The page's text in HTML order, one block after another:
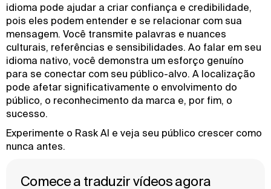
idioma pode ajudar a criar confiança e credibilidade,
pois eles podem entender e se relacionar com sua
mensagem. Você transmite palavras e nuances
culturais, referências e sensibilidades. Ao falar em seu
idioma nativo, você demonstra um esforço genuíno
para se conectar com seu público-alvo. A localização
pode afetar significativamente o envolvimento do
público, o reconhecimento da marca e, por fim, o
sucesso.
Experimente o Rask AI e veja seu público crescer como
nunca antes.
Comece a traduzir vídeos agora